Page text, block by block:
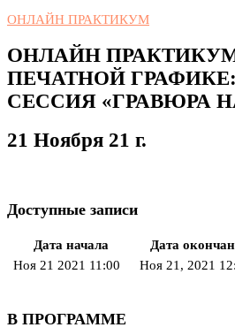
ОНЛАЙН ПРАКТИКУМ
ОНЛАЙН
ПЕЧАТНОЙ
СЕССИЯ «ГРАВЮРА
21 Ноября 21 г.
Доступные записи
Дата начала Дата
Ноя 21 2021 11:00
Ноя 21, 2021
В ПРОГРАММЕ